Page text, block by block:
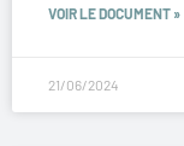
VOIR LE DOCUMENT »
21/06/2024